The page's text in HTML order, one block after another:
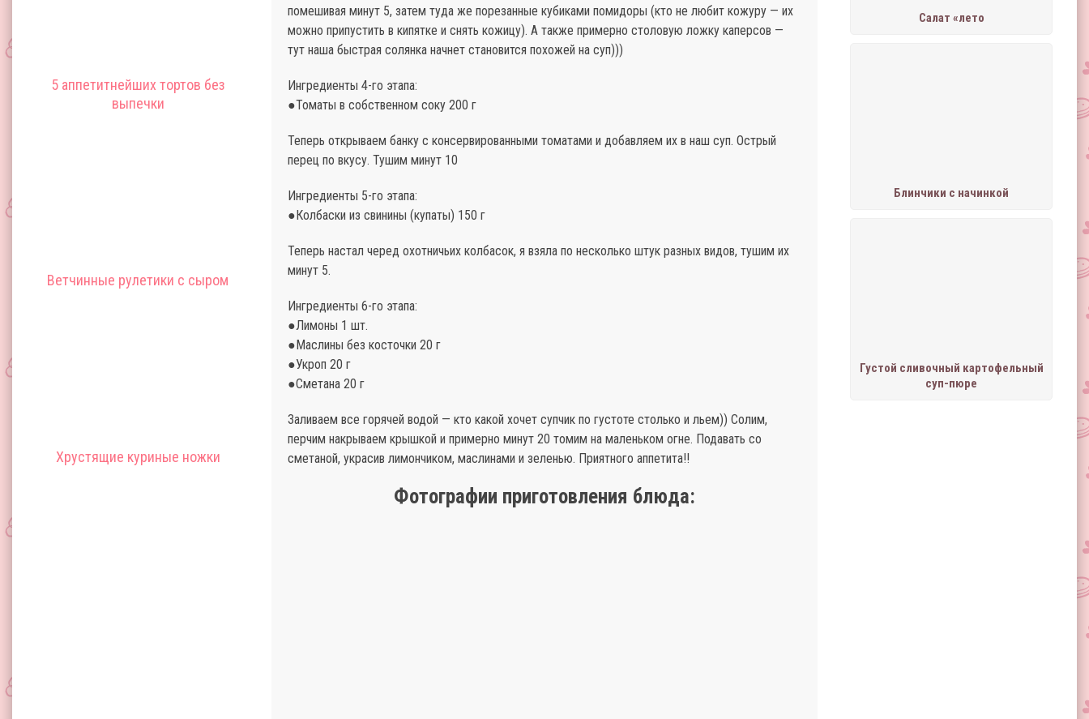
5 аппетитнейших тортов без
выпечки
Ветчинные рулетики с сыром
Хрустящие куриные ножки
Салат «лето
Блинчики с начинкой
Густой сливочный картофельный
суп-пюре
помешивая минут 5, затем туда же порезанные кубиками помидоры (кто не любит кожуру — их
можно припустить в кипятке и снять кожицу). А также примерно столовую ложку каперсов —
тут наша быстрая солянка начнет становится похожей на суп)))
Ингредиенты 4-го этапа:
●Томаты в собственном соку 200 г
Теперь открываем банку с консервированными томатами и добавляем их в наш суп. Острый
перец по вкусу. Тушим минут 10
Ингредиенты 5-го этапа:
●Колбаски из свинины (купаты) 150 г
Теперь настал черед охотничьих колбасок, я взяла по несколько штук разных видов, тушим их
минут 5.
Ингредиенты 6-го этапа:
●Лимоны 1 шт.
●Маслины без косточки 20 г
●Укроп 20 г
●Сметана 20 г
Заливаем все горячей водой — кто какой хочет супчик по густоте столько и льем)) Солим,
перчим накрываем крышкой и примерно минут 20 томим на маленьком огне. Подавать со
сметаной, украсив лимончиком, маслинами и зеленью. Приятного аппетита!!
Фотографии приготовления блюда: